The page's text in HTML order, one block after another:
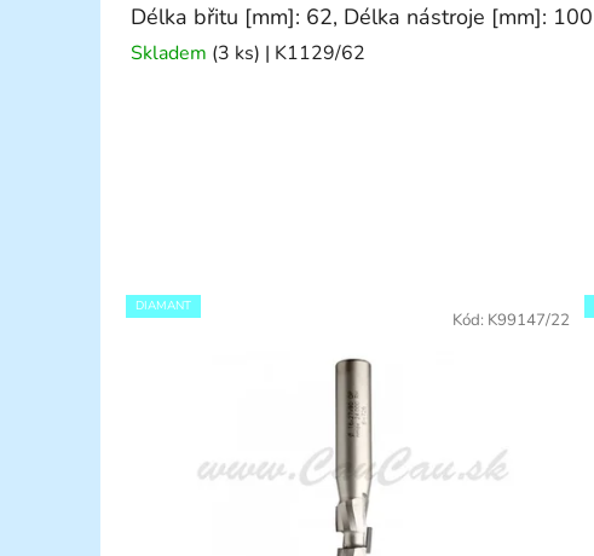
Délka břitu [mm]: 62, Délka nástroje [mm]: 100
Skladem (3 ks) | K1129/62
DIAMANT
Kód: K99147/22